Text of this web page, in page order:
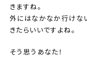
きますね。
外にはなかなか行けな
きたらいいですよね。
そう思うあなた！